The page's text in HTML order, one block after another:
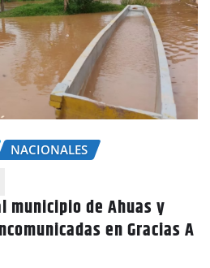
NACIONALES
municipio de Ahuas y
en Gracias A